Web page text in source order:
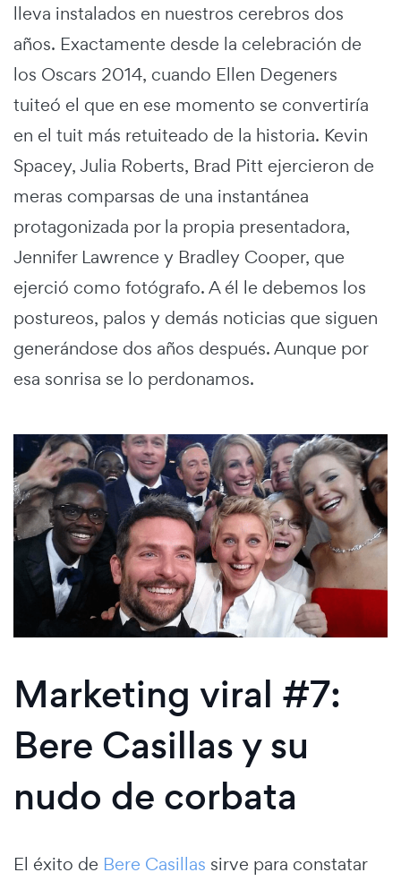
lleva instalados en nuestros cerebros dos
años. Exactamente desde la celebración de
los Oscars 2014, cuando Ellen Degeners
tuiteó el que en ese momento se convertiría
en el tuit más retuiteado de la historia. Kevin
Spacey, Julia Roberts, Brad Pitt ejercieron de
meras comparsas de una instantánea
protagonizada por la propia presentadora,
Jennifer Lawrence y Bradley Cooper, que
ejerció como fotógrafo. A él le debemos los
postureos, palos y demás noticias que siguen
generándose dos años después. Aunque por
esa sonrisa se lo perdonamos.
Marketing viral #7:
Bere Casillas y su
nudo de corbata
El éxito de Bere Casillas sirve para constatar